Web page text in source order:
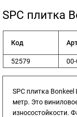
​SPC плитка
Код
52579
SPC плитка
метр. Это
износостойкости.